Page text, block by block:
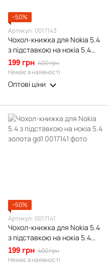
−50%
Артикул: 0017143
Чохол-книжка для Nokia 5.4
з підставкою на нокіа 5.4
синя gd1
199 грн 400 грн
Немає в наявності
Оптові ціни
−50%
Артикул: 0017141
Чохол-книжка для Nokia 5.4
з підставкою на нокіа 5.4
золота gd1
199 грн 400 грн
Немає в наявності